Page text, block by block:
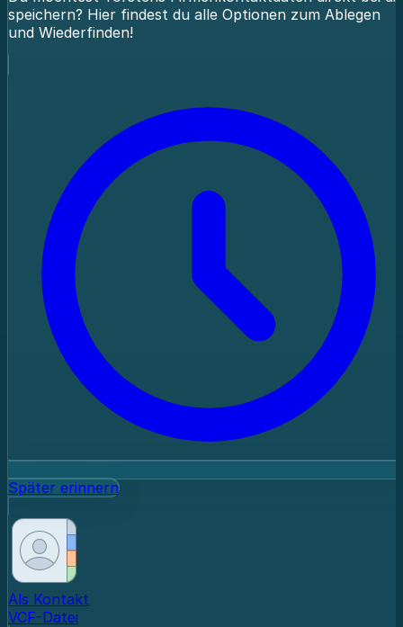
speichern? Hier findest du alle Optionen zum Ablegen
und Wiederfinden!
Später erinnern
Als Kontakt
VCF-Datei